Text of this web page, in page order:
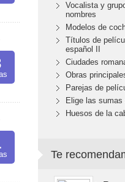
Vocalista y
nombres
Modelos de
Títulos de
español II
Ciudades
Obras
Parejas de
Elige las
Huesos de la
Te